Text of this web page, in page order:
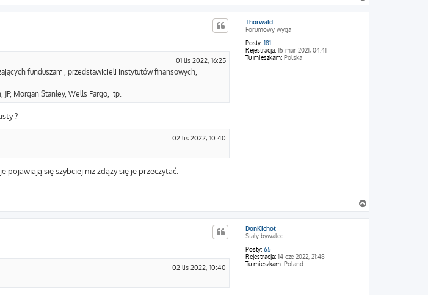
a
g
Thorwald
Forumowy wyga
Posty: 181
Rejestracja: 15 mar 2021, 04:41
Tu mieszkam: Polska
01 lis 2022, 16:25
funduszami, przedstawicieli instytutów finansowych,
Morgan Stanley, Wells Fargo, itp.
?
02 lis 2022, 10:40
się szybciej niż zdąży się je przeczytać.
a
g
DonKichot
Stały bywalec
Posty: 65
Rejestracja: 14 cze 2022, 21:48
Tu mieszkam: Poland
02 lis 2022, 10:40